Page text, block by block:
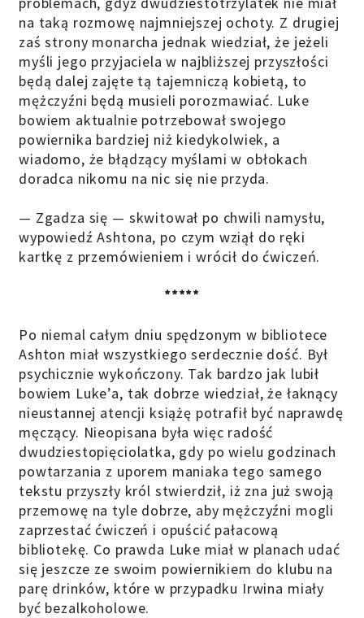
na taką rozmowę najmniejszej ochoty. Z drugiej
zaś strony monarcha jednak wiedział, że jeżeli
myśli jego przyjaciela w najbliższej przyszłości
będą dalej zajęte tą tajemniczą kobietą, to
mężczyźni będą musieli porozmawiać. Luke
bowiem aktualnie potrzebował swojego
powiernika bardziej niż kiedykolwiek, a
wiadomo, że błądzący myślami w obłokach
doradca nikomu na nic się nie przyda.
— Zgadza się — skwitował po chwili namysłu,
wypowiedź Ashtona, po czym wziął do ręki
kartkę z przemówieniem i wrócił do ćwiczeń.
*****
Po niemal całym dniu spędzonym w bibliotece
Ashton miał wszystkiego serdecznie dość. Był
psychicznie wykończony. Tak bardzo jak lubił
bowiem Luke’a, tak dobrze wiedział, że łaknący
nieustannej atencji książę potrafił być naprawdę
męczący. Nieopisana była więc radość
dwudziestopięciolatka, gdy po wielu godzinach
powtarzania z uporem maniaka tego samego
tekstu przyszły król stwierdził, iż zna już swoją
przemowę na tyle dobrze, aby mężczyźni mogli
zaprzestać ćwiczeń i opuścić pałacową
bibliotekę. Co prawda Luke miał w planach udać
się jeszcze ze swoim powiernikiem do klubu na
parę drinków, które w przypadku Irwina miały
być bezalkoholowe.